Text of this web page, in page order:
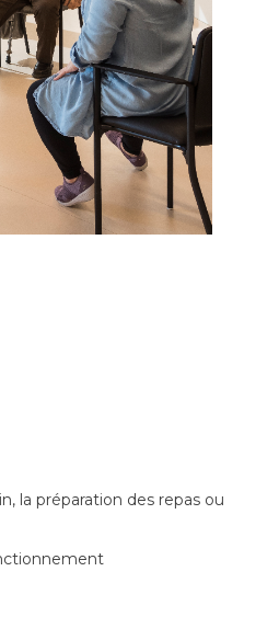
la préparation des repas ou